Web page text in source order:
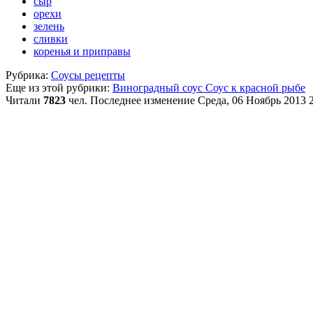
орехи
зелень
сливки
коренья и приправы
Рубрика: Соусы рецепты
Еще из этой рубрики: Виноградный соус Соус к красной рыбе
Читали 7823 чел. Последнее изменение Среда, 06 Ноябрь 2013